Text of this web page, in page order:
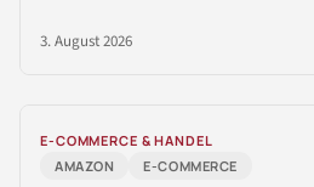
3. August 2026
E-COMMERCE & HANDEL
AMAZON
E-COMMERCE